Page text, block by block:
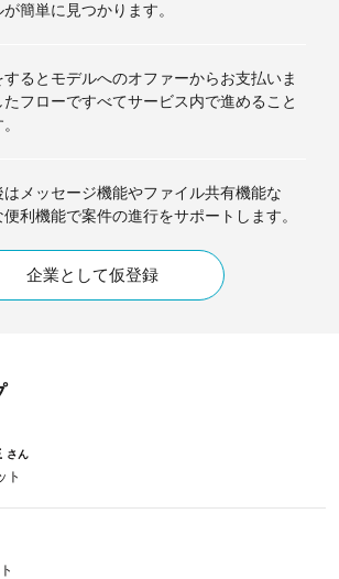
簡単に見つかります。
るとモデルへのオファーからお支払いま
たフローですべてサービス内で進めること
メッセージ機能やファイル共有機能な
便利機能で案件の進行をサポートします。
企業として仮登録
さん
ト